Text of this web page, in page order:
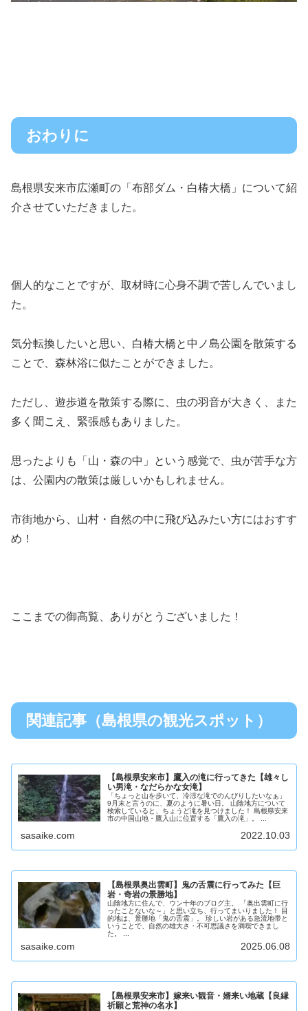
おわりに
島根県安来市広瀬町の「布部ダム・白椿大橋」について紹
介させていただきました。
個人的なことですが、取材時に心身不調で苦しんでいまし
た。
気分転換したいと思い、白椿大橋と中ノ島公園を散策する
ことで、森林浴に似たことができました。
ただし、遊歩道を散策する際に、虫の羽音が大きく、また
多く聞こえ、緊張感もありました。
思ったよりも「山・森の中」という感覚で、虫が苦手な方
は、公園内の散策は厳しいかもしれません。
市街地から、山村・自然の中に飛び込みたい方にはおすす
め！
ここまでの御高覧、ありがとうございました！
関連記事（島根県の観光スポット）
【島根県安来市】鷹入の滝に行ってきた【雄々し
い男滝・なだらかな女滝】
「ちょっと山を歩いて、冷涼な滝でのんびりしたいなぁ」
9月末と言うのに、夏のように暑い日。 山陰地方について
検索していると、ちょうど滝を見つけました！ 島根県安来
市の中国山地・鷹入山に位置する「鷹入の滝」。 ...
sasaike.com 2022.10.03
【島根県奥出雲町】鬼の舌震に行ってみた【巨
岩・奇岩の景勝地】
山陰地方に住んで、ウン十年のブログ主。 「奥出雲町に行
ったことないな～」と思い立ち、行ってまいりました！ 目
的地は、景勝地「鬼の舌震」。 珍しい岩がある急流地帯と
いうことで、自然の雄大さ・不可思議さを満喫できまし
た。 ...
sasaike.com 2025.06.08
【島根県安来市】嫁来い観音・婿来い地蔵【良縁
祈願と荒神の名水】